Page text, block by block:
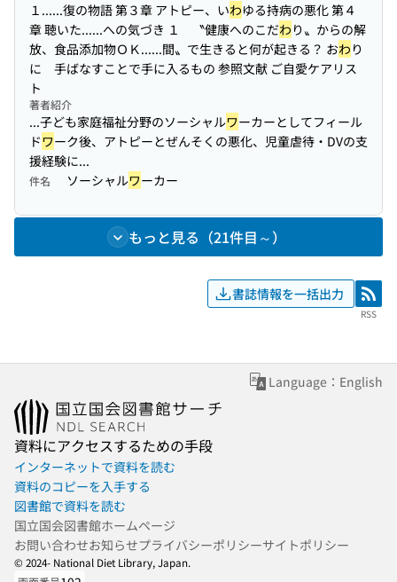
１......復の物語 第３章 アトピー、いわゆる持病の悪化 第４
章 聴いた......への気づき １ 〝健康へのこだわ り〟からの解
放、食品添加物ＯＫ......間〟で生きると何が起きる？ おわ り
に 手ばなすことで手に入るもの 参照文献 ご自愛ケアリス
ト
著者紹介
...子ども家庭福祉分野のソーシャルワーカーとしてフィール
ドワーク後、アトピーとぜんそくの悪化、児童虐待・DVの支
援経験に...
件名 ソーシャルワーカー
もっと見る（21件目～）
書誌情報を一括出力 RSS
RSS
Language：English
資料にアクセスするための手段
インターネットで資料を読む
資料のコピーを入手する
図書館で資料を読む
国立国会図書館ホームページ
お問い合わせお知らせプライバシーポリシーサイトポリシー
© 2024- National Diet Library, Japan.